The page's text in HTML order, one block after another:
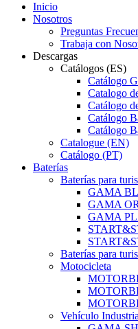
Inicio
Nosotros
Preguntas
Trabaja con
Descargas
Catálogos (ES)
Catálogo
Catalogo
Catálogo
Catálogo
Catálogo
Catalogue (EN)
Catálogo (PT)
Baterías
Baterías para
GAMA
GAMA
GAMA
Baterías para
Motocicleta
Vehículo